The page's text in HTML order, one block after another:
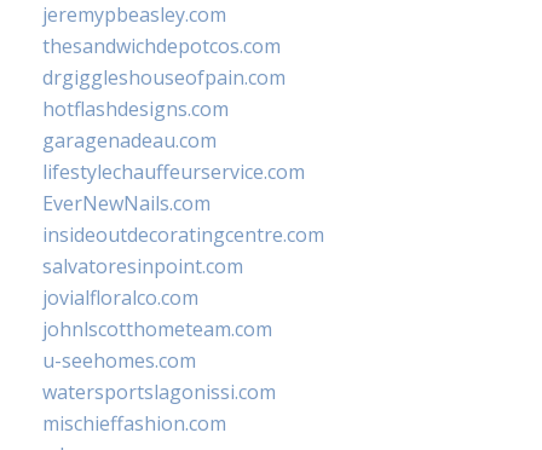
jeremypbeasley.com
thesandwichdepotcos.com
drgiggleshouseofpain.com
hotflashdesigns.com
garagenadeau.com
lifestylechauffeurservice.com
EverNewNails.com
insideoutdecoratingcentre.com
salvatoresinpoint.com
jovialfloralco.com
johnlscotthometeam.com
u-seehomes.com
watersportslagonissi.com
mischieffashion.com